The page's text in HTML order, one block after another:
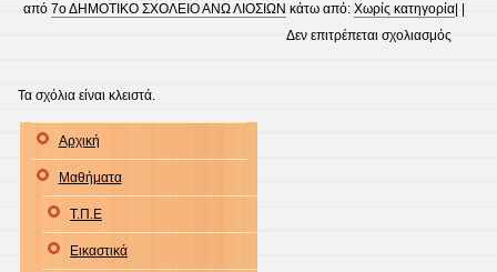
από7ο ΔΗΜΟΤΙΚΟ ΣΧΟΛΕΙΟ ΑΝΩ ΛΙΟΣΙΩΝ κάτω από:Χωρίς κατηγορία
Δεν επιτρέπεται σχολιασμός
Τα σχόλια είναι κλειστά.
Αρχική
Μαθήματα
Τ.Π.Ε
Εικαστικά